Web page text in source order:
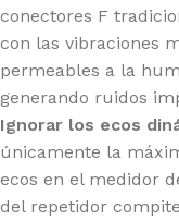
conectores F
con las vibraciones
permeables a la
generando ruidos
Ignorar los ecos
únicamente la
ecos en el medidor
del repetidor